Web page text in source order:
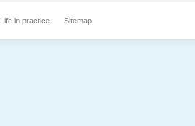
Life in practice Sitemap